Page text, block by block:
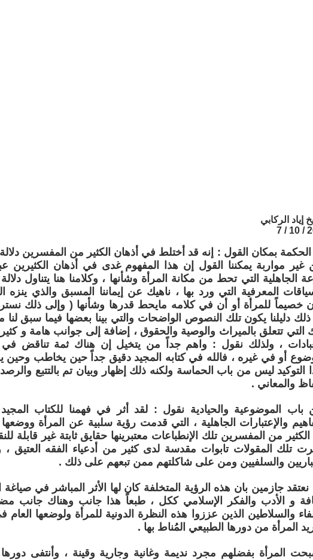
إياد الركابي
بمكان القول : إنه قد أختلط في أذهان الكثير من المفسرين
غير مواربة يمكننا القول إن هذا المفهوم غدى في أذهان الكثيرين
الجاهلية التي تحط من مكانة المرأة وشأنها ، وكلامنا هنا يتناول
المعرفية التي ورد بها ، ناهيك عن إيماننا المسبق والذي
خصيماً للمرأة أو أن في كلامه مايحط قدرها وشأنها ( وإلى ذلك
دليلنا يكون تلك النصوص الواضحات والتي بينا بعضها فيما سبق
التي تتعلق بالميراث والوصية والحقوق ، إضافة إلى جوانب هامة و
، ولذلك نقول : واهم جداً من يتخيل إن هناك ثمة تناقض في
أو في غيره ، فالله في كتابه المجيد دقيق جداً حين يخاطب وحين
التوكيد ليس من باب الحماسة ولكنه ذلك إظهار وبيان تم بالتتبع
والمعاني .
باب الموضوعية والحيادية نقول : لقد أثر في فهمنا للكتاب
والإعتبارات الجاهلية ، التي قدمت رؤية سلبية عن المرأة
الكثير من المفسرين تلك الإنطباعات معتبرينها حقايق ثابتة غير قابلة
تلك المقولات تابوات مقدسة لدى كثير من أدعياء الفقه
والسلفيين ومن على شاكلتهم ممن تبعهم على ذلك .
نعتقد جازمين بان هذه الرؤية المتخلفة كان لها الأثر المباشر في صياغة
و الأدب والفكر الإسلامي ككل ، طبعاً هذا جانب وهناك
والسلاطين الذين عززوا هذه النظرة الدونية للمرأة ولوضعها
المرأة من دورها الطبيعي المُناط بها .
المرأة بفضلهم مجرد نديمة وغانية وجارية وقينة ، وأنتفى